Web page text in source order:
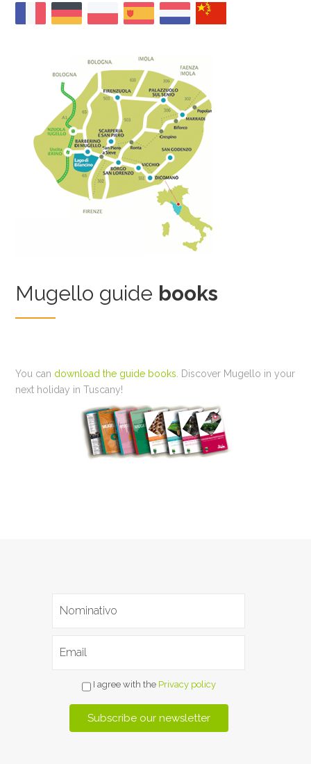
Mugello guide books
You can download the guide books . Discover Mugello in your
next holiday in Tuscany!
I agree with the Privacy policy